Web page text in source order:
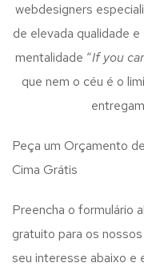
webdesigners
de elevada qualidade
mentalidade “If you
que nem o céu é o
Peça um Orçamento
Cima Grátis
Preencha o formulário
gratuito para os
seu interesse abaixo e